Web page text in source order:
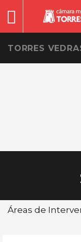
TORRES
Áreas de